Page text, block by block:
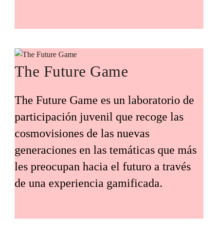
The Future Game
The Future Game es un laboratorio de
participación juvenil que recoge las
cosmovisiones de las nuevas
generaciones en las temáticas que más
les preocupan hacia el futuro a través
de una experiencia gamificada.